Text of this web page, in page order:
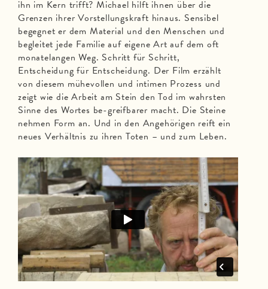
ihn im Kern trifft? Michael hilft ihnen über die
Grenzen ihrer Vorstellungskraft hinaus. Sensibel
begegnet er dem Material und den Menschen und
begleitet jede Familie auf eigene Art auf dem oft
monatelangen Weg. Schritt für Schritt,
Entscheidung für Entscheidung. Der Film erzählt
von diesem mühevollen und intimen Prozess und
zeigt wie die Arbeit am Stein den Tod im wahrsten
Sinne des Wortes be-greifbarer macht. Die Steine
nehmen Form an. Und in den Angehörigen reift ein
neues Verhältnis zu ihren Toten – und zum Leben.